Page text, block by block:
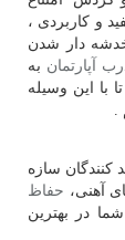
و کاربردی ،
خدشه دار شدن
آپارتمان به
با این وسیله
.
کنندگان سازه
آهنی، حفاظ
در بهترین